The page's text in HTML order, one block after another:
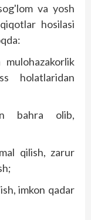
va yosh
hosilasi
holatlaridan
bahra olib,
qilish, zarur
imkon qadar